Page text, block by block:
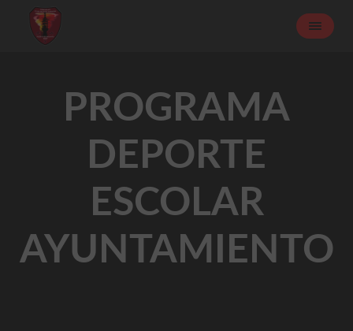
PROGRAMA
DEPORTE
ESCOLAR
AYUNTAMIENTO